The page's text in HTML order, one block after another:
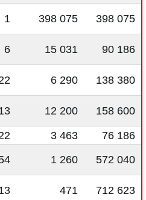
1 398 075 398 075
6 15 031 90 186
6 290 138 380
12 200 158 600
3 463
76 186
1 260 572 040
471 712 623